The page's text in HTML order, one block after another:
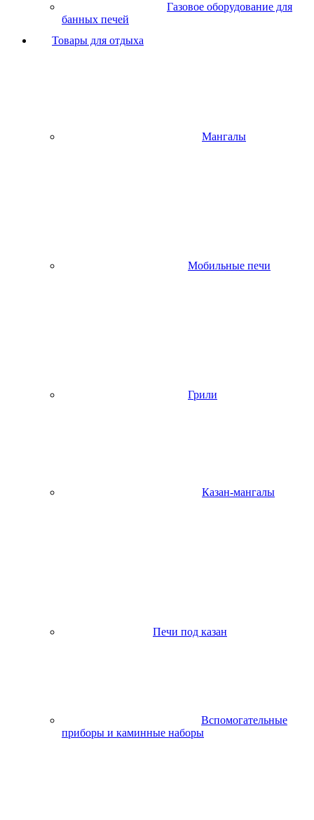
Газовое оборудование для
банных печей
Товары для отдыха
Мангалы
Мобильные печи
Грили
Казан-мангалы
Печи под казан
Вспомогательные
приборы и каминные наборы